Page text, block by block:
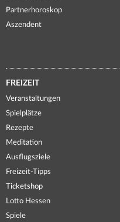
Partnerhoroskop
Aszendent
FREIZEIT
Veranstaltungen
Spielplätze
Rezepte
Meditation
Ausflugsziele
Freizeit-Tipps
Ticketshop
Lotto Hessen
Spiele